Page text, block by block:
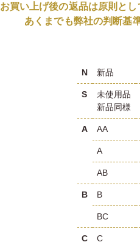
お買い上げ後の返品は原則と
あくまでも弊社の判断基
N 新品
S
未使用品
新品同様
A AA
A
AB
B B
BC
C C